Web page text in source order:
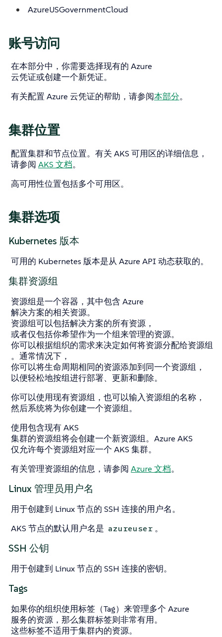
AzureUSGovernmentCloud
账号访问
在本部分中，你需要选择现有的 Azure
云凭证或创建一个新凭证。
有关配置 Azure 云凭证的帮助，请参阅本部分。
集群位置
配置集群和节点位置。有关 AKS 可用区的详细信息，
请参阅 AKS 文档。
高可用性位置包括多个可用区。
集群选项
Kubernetes 版本
可用的 Kubernetes 版本是从 Azure API 动态获取的。
集群资源组
资源组是一个容器，其中包含 Azure
解决方案的相关资源。
资源组可以包括解决方案的所有资源，
或者仅包括你希望作为一个组来管理的资源。
你可以根据组织的需求来决定如何将资源分配给资源组
。通常情况下，
你可以将生命周期相同的资源添加到同一个资源组，
以便轻松地按组进行部署、更新和删除。
你可以使用现有资源组，也可以输入资源组的名称，
然后系统将为你创建一个资源组。
使用包含现有 AKS
集群的资源组将会创建一个新资源组。Azure AKS
仅允许每个资源组对应一个 AKS 集群。
有关管理资源组的信息，请参阅 Azure 文档。
Linux 管理员用户名
用于创建到 Linux 节点的 SSH 连接的用户名。
AKS 节点的默认用户名是 azureuser 。
SSH 公钥
用于创建到 Linux 节点的 SSH 连接的密钥。
Tags
如果你的组织使用标签（Tag）来管理多个 Azure
服务的资源，那么集群标签则非常有用。
这些标签不适用于集群内的资源。